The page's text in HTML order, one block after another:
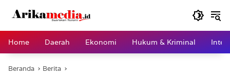
Home
Daerah Ekonomi Hukum & Kriminal
Beranda Berita